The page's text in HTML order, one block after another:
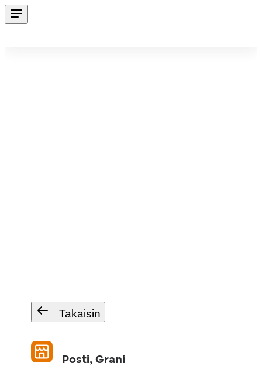
Takaisin
Posti, Grani